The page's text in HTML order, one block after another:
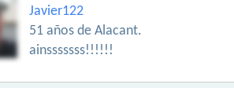
Javier122
51 años de Alacant.
ainsssssss!!!!!!